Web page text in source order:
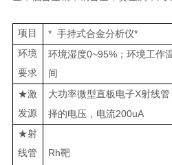
项目 * 手持式合金分析仪*
环境
要求
环境湿度0~95%；环境工作
间
★激
发源
大功率微型直板电子X射线管
择的电压，电流200uA
★射
线管
Rh靶